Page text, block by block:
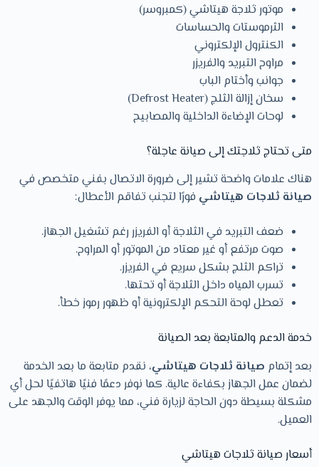
موتور ثلاجة هيتاشي (كمبروسر)
الثرموستات والحساسات
الكنترول الإلكتروني
مراوح التبريد والفريزر
جوانب وأختام الباب
سخان إزالة الثلج (Defrost Heater)
لوحات الإضاءة الداخلية والمصابيح
متى تحتاج ثلاجتك إلى صيانة عاجلة؟
هناك علامات واضحة تشير إلى ضرورة الاتصال بفني متخصص في
صيانة ثلاجات هيتاشي فورًا لتجنب تفاقم الأعطال:
ضعف التبريد في الثلاجة أو الفريزر رغم تشغيل الجهاز.
صوت مرتفع أو غير معتاد من الموتور أو المراوح.
تراكم الثلج بشكل سريع في الفريزر.
تسرب المياه داخل الثلاجة أو تحتها.
تعطل لوحة التحكم الإلكترونية أو ظهور رموز خطأ.
خدمة الدعم والمتابعة بعد الصيانة
بعد إتمام صيانة ثلاجات هيتاشي، نقدم متابعة ما بعد الخدمة
لضمان عمل الجهاز بكفاءة عالية. كما نوفر دعمًا فنيًا هاتفيًا لحل أي
مشكلة بسيطة دون الحاجة لزيارة فني، مما يوفر الوقت والجهد على
العميل.
أسعار صيانة ثلاجات هيتاشي